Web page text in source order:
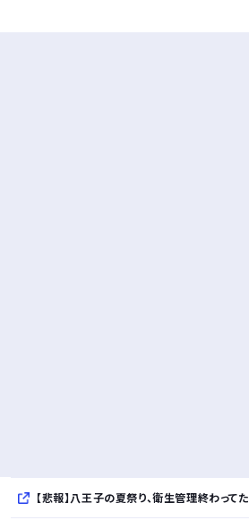
【悲報】八王子の夏祭り、衛生管理終わってた